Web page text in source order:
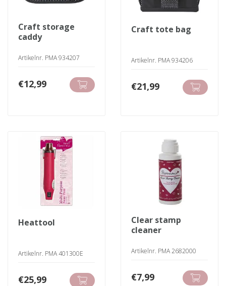
craft storage
caddy
Artikelnr. PMA 934207
€12,99
craft tote bag
Artikelnr. PMA 934206
€21,99
heattool
Artikelnr. PMA 401300E
€25,99
clear stamp
cleaner
Artikelnr. PMA 2682000
€7,99